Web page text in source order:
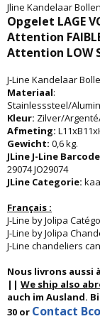
Jline Kandelaar
Opgelet LAGE
Attention
Attention LOW
J-Line Kandelaar
Materiaal:
Stainlesssteel/
Kleur: Zilver/
Afmeting:
Gewicht: 0,6 kg.
JLine J-Line Barcode
29074 JO29074
JLine Categorie:
Français :
J-Line by Jolipa
J-Line by Jolipa
J-Line chandeliers
Nous livrons aussi
|| We ship also
auch im Ausland.
30 or Contact